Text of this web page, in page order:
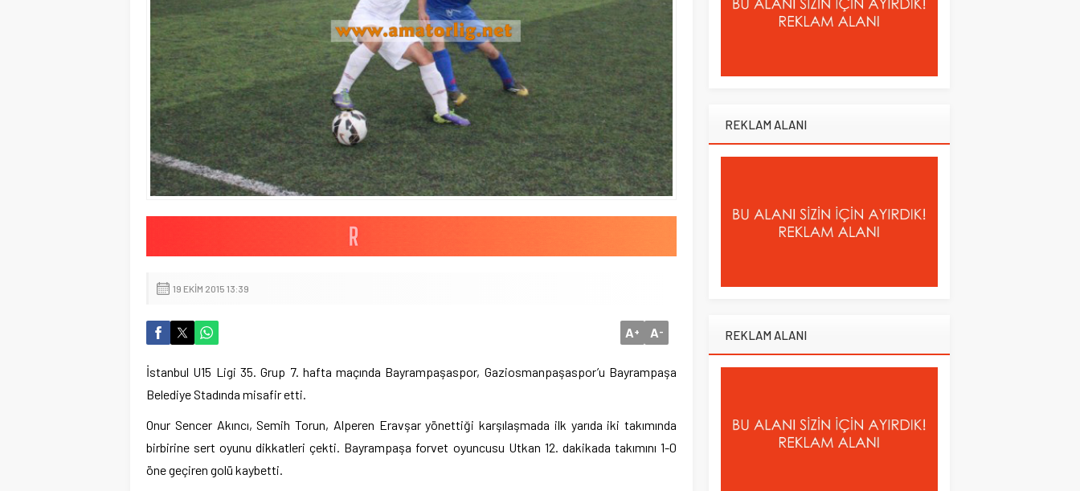
19 EKIM 2015 13:39
A+ A-
İstanbul U15 Ligi 35. Grup 7. hafta maçında Bayrampaşaspor, Gaziosmanpaşaspor’u Bayrampaşa
Belediye Stadında misafir etti.
Onur Sencer Akıncı, Semih Torun, Alperen Eravşar yönettiği karşılaşmada ilk yarıda iki takımında
birbirine sert oyunu dikkatleri çekti. Bayrampaşa forvet oyuncusu Utkan 12. dakikada takımını 1-0
öne geçiren golü kaybetti.
REKLAM ALANI
REKLAM ALANI